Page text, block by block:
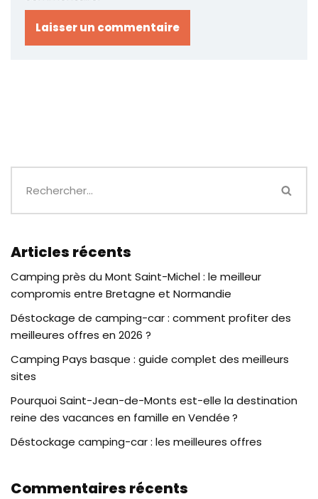
Articles récents
Camping près du Mont Saint-Michel : le meilleur
compromis entre Bretagne et Normandie
Déstockage de camping-car : comment profiter des
meilleures offres en 2026 ?
Camping Pays basque : guide complet des meilleurs
sites
Pourquoi Saint-Jean-de-Monts est-elle la destination
reine des vacances en famille en Vendée ?
Déstockage camping-car : les meilleures offres
Commentaires récents